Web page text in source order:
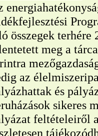
összegek terhére
meg a
az
és
sikeres
feltételeiről